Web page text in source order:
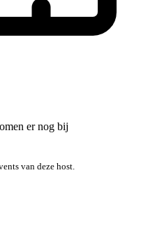
er nog bij
van deze host.